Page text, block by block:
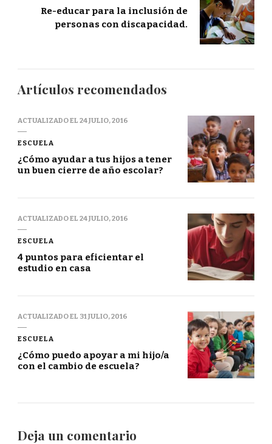
Re-educar para la inclusión de
personas con discapacidad.
Artículos recomendados
ACTUALIZADO EL 24 JULIO, 2016
ESCUELA
¿Cómo ayudar a tus hijos a tener
un buen cierre de año escolar?
ACTUALIZADO EL 24 JULIO, 2016
ESCUELA
4 puntos para eficientar el
estudio en casa
ACTUALIZADO EL 31 JULIO, 2016
ESCUELA
¿Cómo puedo apoyar a mi hijo/a
con el cambio de escuela?
Deja un comentario